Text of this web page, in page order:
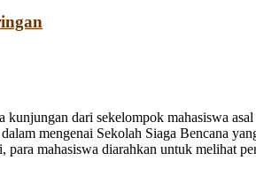
dari sekelompok mahasiswa
mengenai Sekolah Siaga Bencana
mahasiswa diarahkan untuk melihat